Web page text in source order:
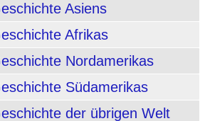
Asiens
Afrikas
Nordamerikas
Südamerikas
der übrigen Welt